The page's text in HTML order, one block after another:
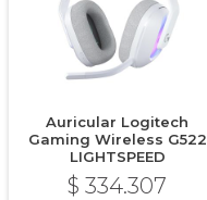
Auricular Logitech
Gaming Wireless G522
LIGHTSPEED
$ 334.307